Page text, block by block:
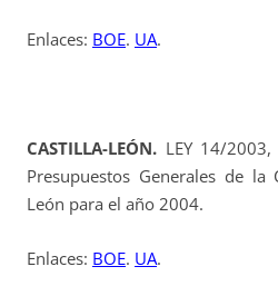
Enlaces: BOE. UA.
CASTILLA-LEÓN. LEY 14/
Presupuestos Generales de
León para el año 2004.
Enlaces: BOE. UA.